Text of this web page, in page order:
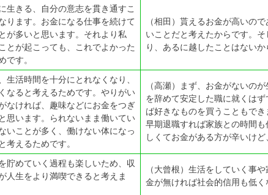
生きる、自分の意志を貫き通すこ
ります。お金になる仕事を続けて
が多いと思います。それより私
とが起こっても、これでよかった
です。
（相田）貰えるお金が高いの
いことだと考えたからです。
り、あるに越したことはないか
生活時間を十分にとれなくなり、
なると考えるためです。やりがい
なければ、趣味などにお金をつぎ
思います。られないまま働いてい
いことが多く、働けない体になっ
考えるためです。
（高瀬）まず、お金がないの
を辞めて安定した職に就くは
ば好きなものを買うこともで
早期退職すれば家族との時間
しくてお金がある方が辛いけ
貯めていく過程も楽しいため、収
人生をより満喫できると考えま
（大曾根）生活をしていく事
金が無ければ社会的信用も低く